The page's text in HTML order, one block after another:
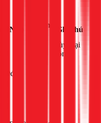
(VNĐ)
Đơn
Ghi chú
-
Tùy loại
bồn
-